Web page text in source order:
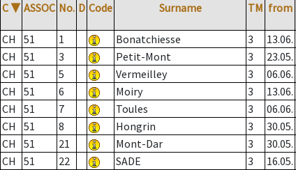
C ▼ ASSOC No. D Code Surname TM from
CH
51 1 Bonatchiesse 3 13.06.
CH
51 3 Petit-Mont 3 23.05.
CH
51 5 Vermeilley 3 06.06.
CH
51 6 Moiry 3 13.06.
CH
51 7 Toules 3 06.06.
CH
51 8 Hongrin 3 30.05.
CH
51 21 Mont-Dar 3 30.05.
CH
51 22 SADE 3 16.05.